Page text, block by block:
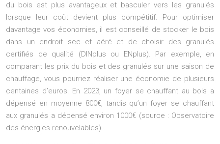
du bois est plus avantageux et basculer vers les granulés
lorsque leur coût devient plus compétitif. Pour optimiser
davantage vos économies, il est conseillé de stocker le bois
dans un endroit sec et aéré et de choisir des granulés
certifiés de qualité (DINplus ou ENplus). Par exemple, en
comparant les prix du bois et des granulés sur une saison de
chauffage, vous pourriez réaliser une économie de plusieurs
centaines d’euros. En 2023, un foyer se chauffant au bois a
dépensé en moyenne 800€, tandis qu’un foyer se chauffant
aux granulés a dépensé environ 1000€ (source : Observatoire
des énergies renouvelables).